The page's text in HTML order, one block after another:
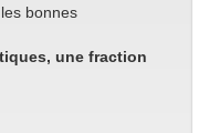
bonnes
une fraction